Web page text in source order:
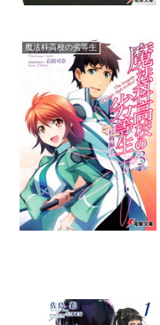
魔法科高校の劣等生